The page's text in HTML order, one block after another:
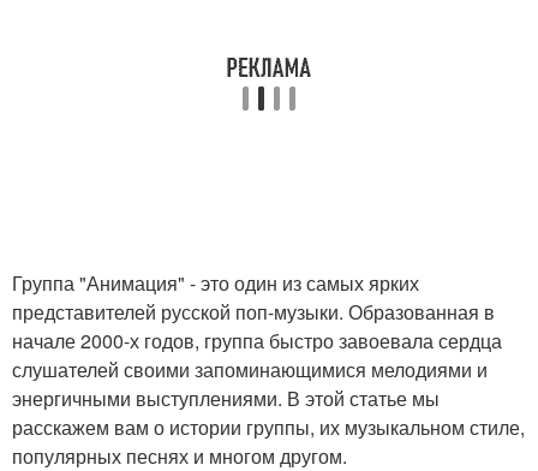
Группа "Анимация" - это один из самых ярких
представителей русской поп-музыки. Образованная в
начале 2000-х годов, группа быстро завоевала сердца
слушателей своими запоминающимися мелодиями и
энергичными выступлениями. В этой статье мы
расскажем вам о истории группы, их музыкальном стиле,
популярных песнях и многом другом.